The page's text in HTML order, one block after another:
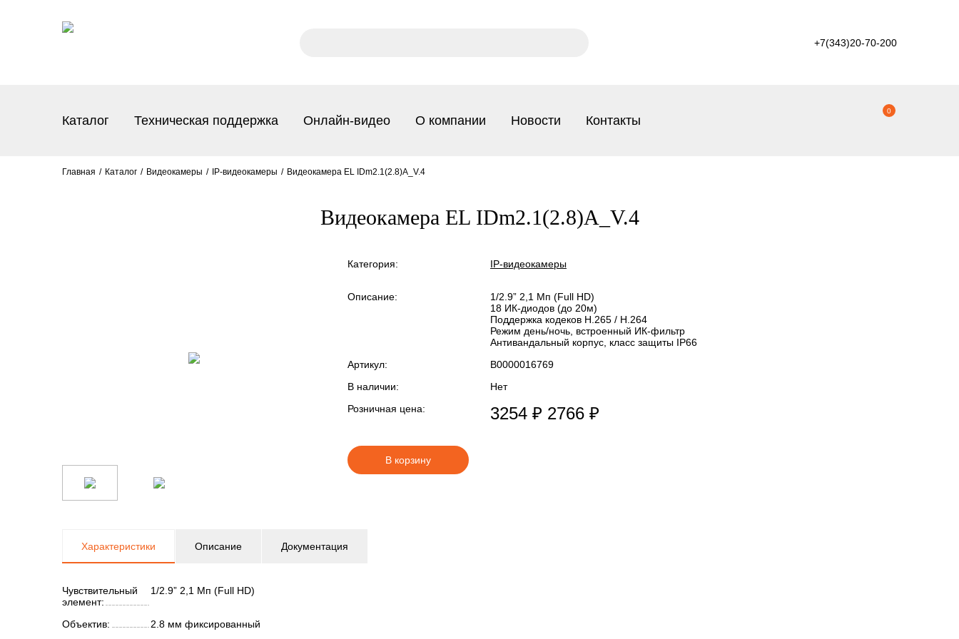
+7(343)20-70-200
Каталог Техническая поддержка Онлайн-видео О компании Новости Контакты
0
Главная Каталог Видеокамеры IP-видеокамеры Видеокамера EL IDm2.1(2.8)A_V.4
Видеокамера EL IDm2.1(2.8)A_V.4
Категория: IP-видеокамеры
Описание:
1/2.9” 2,1 Мп (Full HD)
18 ИК-диодов (до 20м)
Поддержка кодеков H.265 / H.264
Режим день/ночь, встроенный ИК-фильтр
Антивандальный корпус, класс защиты IР66
Артикул:
В0000016769
В наличии:
Нет
Розничная цена:
3254 ₽ 2766 ₽
В корзину
Характеристики Описание Документация
Чувствительный
элемент:
1/2.9” 2,1 Мп (Full HD)
Объектив:
2.8 мм фиксированный